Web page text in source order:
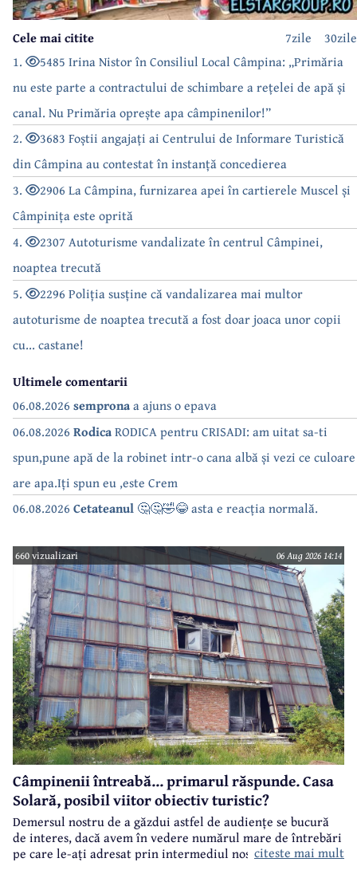
30zile
7zile
Cele mai citite
1.
5485 Irina Nistor în Consiliul Local Câmpina: „Primăria
nu este parte a contractului de schimbare a rețelei de apă și
canal. Nu Primăria oprește apa câmpinenilor!”
2.
3683 Foștii angajați ai Centrului de Informare Turistică
din Câmpina au contestat în instanță concedierea
3.
2906 La Câmpina, furnizarea apei în cartierele Muscel și
Câmpinița este oprită
4.
2307 Autoturisme vandalizate în centrul Câmpinei,
noaptea trecută
5.
2296 Poliția susține că vandalizarea mai multor
autoturisme de noaptea trecută a fost doar joaca unor copii
cu... castane!
Ultimele comentarii
06.08.2026 sempronaa ajuns o epava
06.08.2026 RodicaRODICA pentru CRISADI: am uitat sa-ti
spun,pune apă de la robinet intr-o cana albă și vezi ce culoare
are apa.Iți spun eu ,este Crem
06.08.2026 Cetateanul 🤔🤔🤣😂 asta e reacția normală.
660 vizualizari 06 Aug 2026 14:14
Câmpinenii întreabă... primarul răspunde. Casa
Solară, posibil viitor obiectiv turistic?
Demersul nostru de a găzdui astfel de audiențe se bucură
de interes, dacă avem în vedere numărul mare de întrebări
pe care le-ați adresat prin intermediul nostru primarului
citeste mai mult